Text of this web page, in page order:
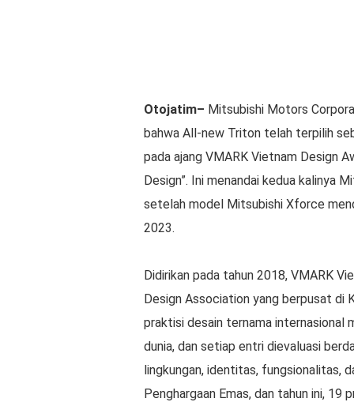
Otojatim– Mitsubishi Motors
bahwa All-new Triton telah terpilih
pada ajang VMARK Vietnam Design
Design”. Ini menandai kedua kalinya
setelah model Mitsubishi Xforce
2023.
Didirikan pada tahun 2018, VMARK
Design Association yang berpusat di
praktisi desain ternama internasional
dunia, dan setiap entri dievaluasi
lingkungan, identitas, fungsionalitas,
Penghargaan Emas, dan tahun ini, 19